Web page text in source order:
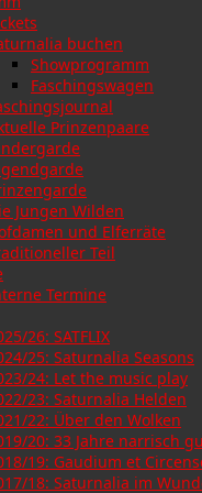
buchen
Showprogramm
Faschingswagen
Prinzenpaare
Jungen Wilden
und Elferräte
Teil
Termine
26: SATFLIX
25: Saturnalia Seasons
24: Let the music play
23: Saturnalia Helden
22: Über den Wolken
20: 33 Jahre narrisch
19: Gaudium et
18: Saturnalia im